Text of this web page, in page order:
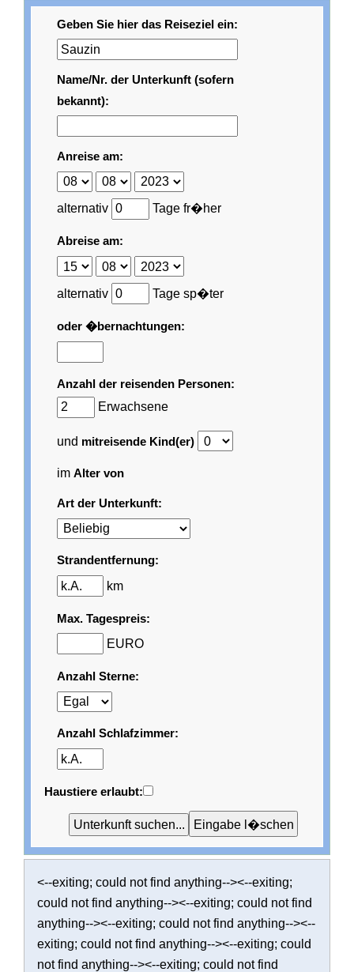
Geben Sie hier das Reiseziel ein:
Name/Nr. der Unterkunft (sofern
bekannt):
Anreise am:
alternativ Tage fr�her
Abreise am:
alternativ Tage sp�ter
oder �bernachtungen:
Anzahl der reisenden Personen:
Erwachsene
und mitreisende Kind(er)
imAlter von
Art der Unterkunft:
Strandentfernung:
km
Max. Tagespreis:
EURO
Anzahl Sterne:
Anzahl Schlafzimmer:
Haustiere erlaubt:
<--exiting; could not find anything--><--exiting;
could not find anything--><--exiting; could not find
anything--><--exiting; could not find anything--><--
exiting; could not find anything--><--exiting; could
not find anything--><--exiting; could not find